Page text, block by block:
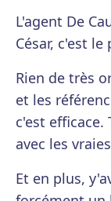
L'agent De
César, c'est le
Rien de très
et les
c'est
avec les
Et en plus,